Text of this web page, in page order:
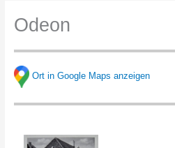
Odeon
Ort in Google Maps anzeigen